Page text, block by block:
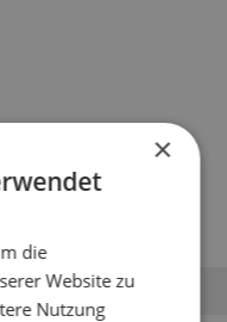
×
die
Website zu
Nutzung